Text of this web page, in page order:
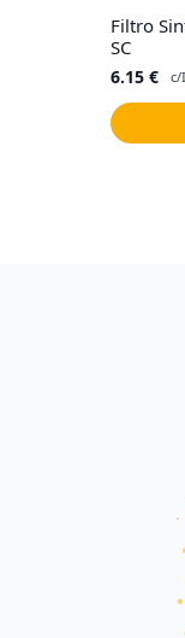
Filtro
SC
6.15 € c/